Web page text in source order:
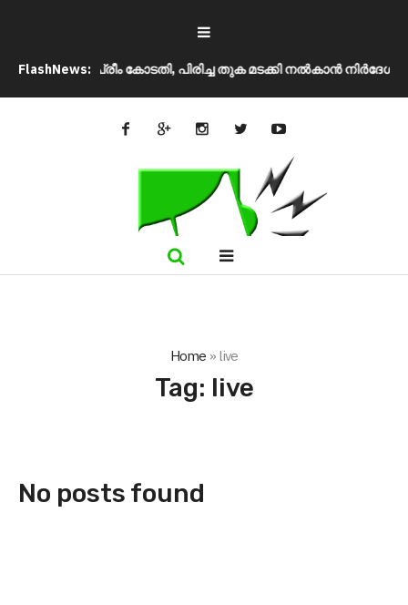
FlashNews:
സുപ്രീം കോടതി, പിരിച്ച തുക മടക്കി നൽകാൻ നിർദേശം
Home » live
Tag: live
No posts found